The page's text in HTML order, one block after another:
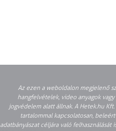
Az ezen a weboldalon megjelenő
hangfelvételek, video anyagok
jogvédelem alatt állnak. A Hetek.hu
tartalommal kapcsolatosan,
adatbányászat céljára való felhasználását